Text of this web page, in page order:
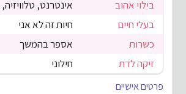
בילוי אהוב
אינטרנט, טלוויזיה,
בעלי חיים
חיות זה לא אני
כשרות
אספר בהמשך
זיקה לדת
חילוני
פרטים אישיים